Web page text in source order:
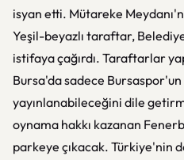
isyan etti. Mütareke
Yeşil-beyazlı taraftar,
istifaya çağırdı. Taraftarlar
Bursa'da sadece Bursaspor'un
yayınlanabileceğini dile
oynama hakkı kazanan
parkeye çıkacak. Türkiye'nin